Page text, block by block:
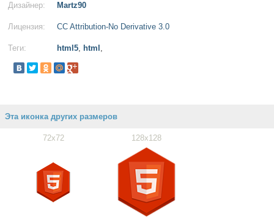
Дизайнер: Martz90
Лицензия: CC Attribution-No Derivative 3.0
Теги: html5, html ,
Эта иконка других размеров
72x72 128x128